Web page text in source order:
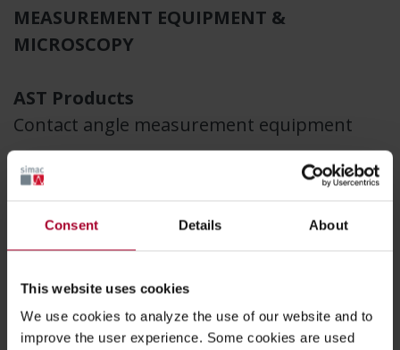
Consent Details About
This website uses cookies
We use cookies to analyze the use of our website and to
improve the user experience. Some cookies are used
MEASUREMENT EQUIPMENT &
MICROSCOPY
AST Products
Contact angle measurement equipment